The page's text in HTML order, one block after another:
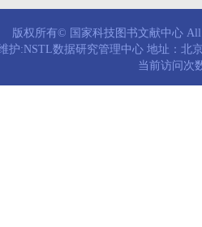
版权所有© 国家科技图书文献中心 All
护:NSTL数据研究管理中心 地址：北
当前访问次